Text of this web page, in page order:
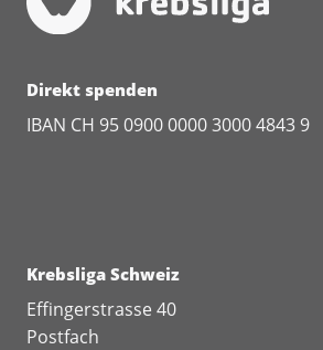
Direkt spenden
IBAN CH 95 0900 0000 3000 4843 9
Krebsliga Schweiz
Effingerstrasse 40
Postfach